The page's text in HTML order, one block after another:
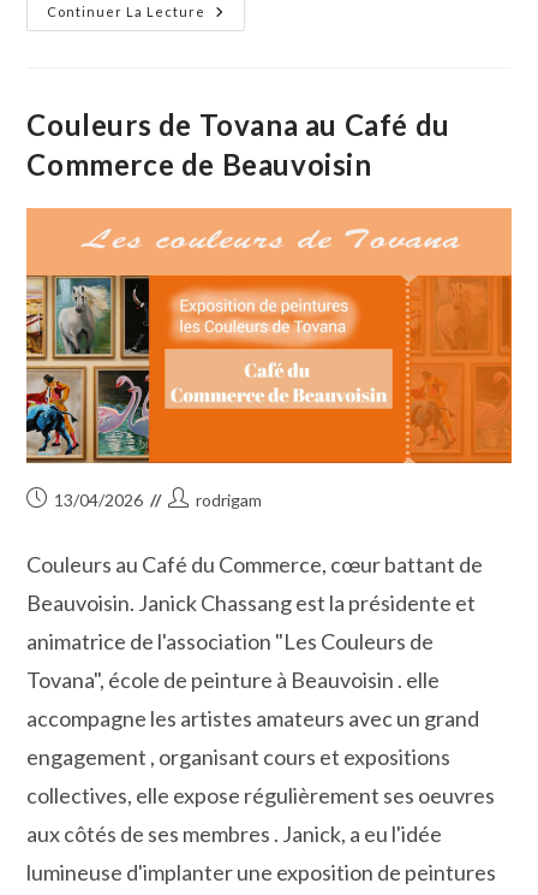
Continuer La Lecture
Le
Duo
En
Petite
Couleurs de Tovana au Café du
Commerce de Beauvoisin
Publication
13/04/2026
Auteur/autrice
publication :
rodrigam
Couleurs au Café du Commerce, cœur battant de
Beauvoisin. Janick Chassang est la présidente et
animatrice de l'association "Les Couleurs de
Tovana", école de peinture à Beauvoisin . elle
accompagne les artistes amateurs avec un grand
engagement , organisant cours et expositions
collectives, elle expose régulièrement ses oeuvres
aux côtés de ses membres . Janick, a eu l'idée
lumineuse d'implanter une exposition de peintures